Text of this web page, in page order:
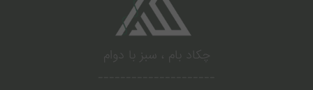
چکاد بام ، سبز با دوام